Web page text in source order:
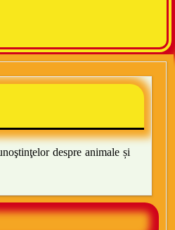
despre animale și